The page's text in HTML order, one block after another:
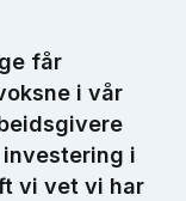
får
i vår
i
vi vet vi har